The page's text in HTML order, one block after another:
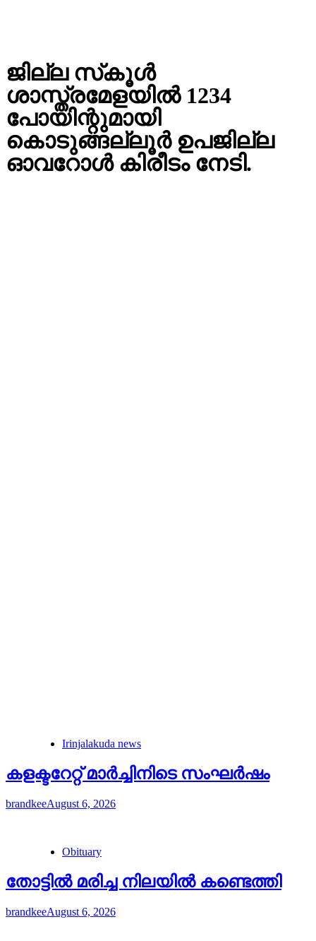
ജില്ല സ്‌കൂള്‍
ശാസ്ത്രമേളയില്‍ 1234
പോയിന്റുമായി
കൊടുങ്ങല്ലൂര്‍ ഉപജില്ല
ഓവറോള്‍ കിരീടം നേടി.
Irinjalakuda news
കളക്ടറേറ്റ് മാർച്ചിനിടെ സംഘർഷം
brandkeeAugust 6, 2026
Obituary
തോട്ടിൽ മരിച്ച നിലയിൽ കണ്ടെത്തി
brandkeeAugust 6, 2026